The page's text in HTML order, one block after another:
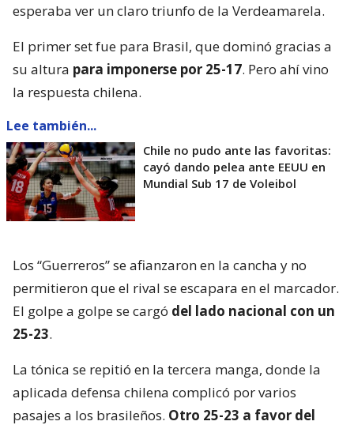
esperaba ver un claro triunfo de la Verdeamarela.
El primer set fue para Brasil, que dominó gracias a
su altura para imponerse por 25-17. Pero ahí vino
la respuesta chilena.
Lee también...
Chile no pudo ante las favoritas:
cayó dando pelea ante EEUU en
Mundial Sub 17 de Voleibol
Los “Guerreros” se afianzaron en la cancha y no
permitieron que el rival se escapara en el marcador.
El golpe a golpe se cargó del lado nacional con un
25-23.
La tónica se repitió en la tercera manga, donde la
aplicada defensa chilena complicó por varios
pasajes a los brasileños. Otro 25-23 a favor del